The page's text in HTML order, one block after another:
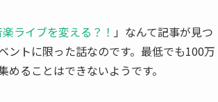
ライブを変える？！ 」なんて記事が見つ
ントに限った話なのです。最低でも100万
ることはできないようです。